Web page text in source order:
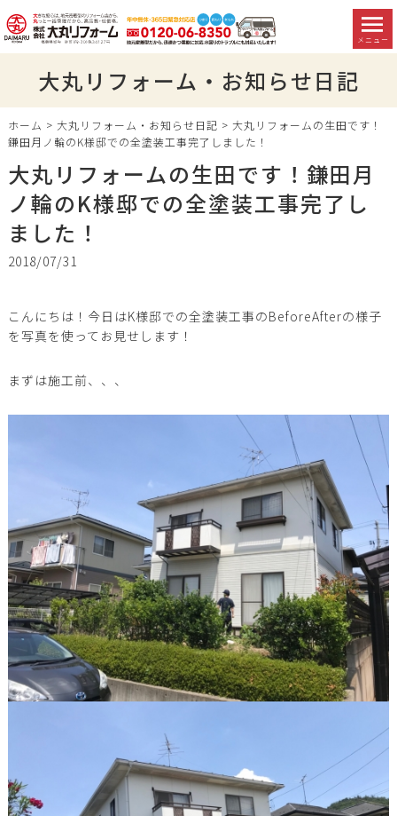
メニュー
大丸リフォーム・お知らせ日記
ホーム > 大丸リフォーム・お知らせ日記 > 大丸リフォームの生田です！
鎌田月ノ輪のK様邸での全塗装工事完了しました！
大丸リフォームの生田です！鎌田月
ノ輪のK様邸での全塗装工事完了し
ました！
2018/07/31
こんにちは！今日はK様邸での全塗装工事のBeforeAfterの様子
を写真を使ってお見せします！
まずは施工前、、、